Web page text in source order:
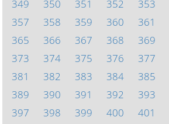
349
350 351 352 353
357
358 359 360 361
365
366 367 368 369
373
374 375 376 377
381
382 383 384 385
389
390 391 392 393
397
398 399 400 401